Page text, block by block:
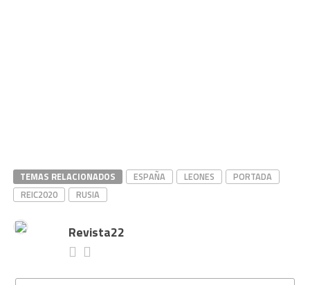
TEMAS RELACIONADOS ESPAÑA LEONES
PORTADA
REIC2020
RUSIA
Revista22